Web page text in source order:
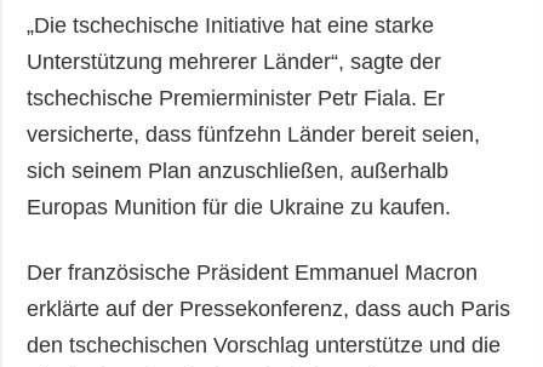
„Die tschechische Initiative hat eine starke
Unterstützung mehrerer Länder“, sagte der
tschechische Premierminister Petr Fiala. Er
versicherte, dass fünfzehn Länder bereit seien,
sich seinem Plan anzuschließen, außerhalb
Europas Munition für die Ukraine zu kaufen.
Der französische Präsident Emmanuel Macron
erklärte auf der Pressekonferenz, dass auch Paris
den tschechischen Vorschlag unterstütze und die